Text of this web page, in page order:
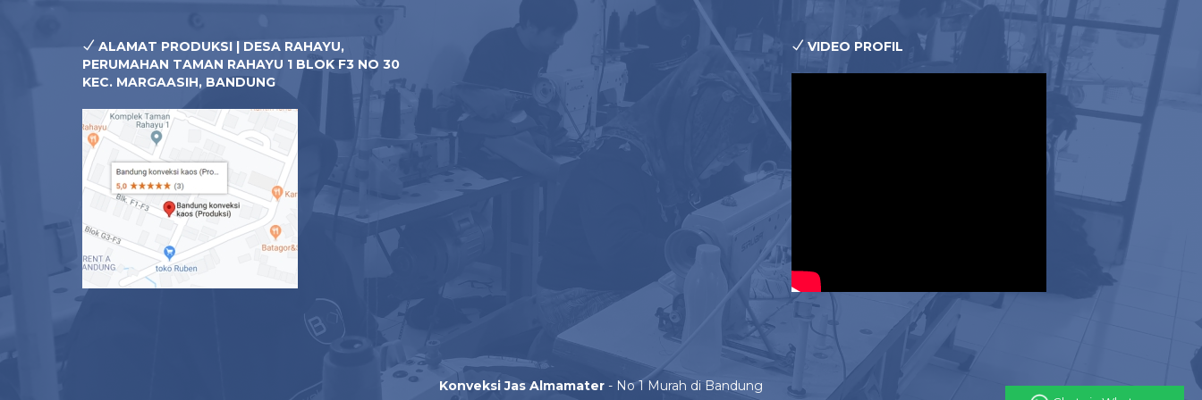
Buat tipe bahan ini sangat banyak digunakan oleh tempat buat jas di bandung buat penciptaan. Ini
disebabkan bahannya kokoh serta tebal daripada tipe drill yang lain. Sehingga tidak heran bila banyak
digunakan buat membuat jas almamater serta seragam lapangan. Tidak hanya itu bahan kain ini juga
adem dengan permukaan halus. Jadi hendak terasa aman kala dipakai dalam waktu lama, terlebih di luar
ruangan.
Merupakan tipe bahan yang pula dibuat dari kombinasi cotton serta polyester. Dengan isi katun yang
lebih banyak dibanding dengan bahan polyester. Sehingga kala dipakai hendak senantiasa dingin. Tipe
bahan kain buat buat jas bandung ini seratnya sama dengan bahan oxford. Pula bahannya lebih halus.
Spesifikasi dari bahan ini teksturnya tidak rata semacam bahan kain Drill. Dimana jalinan benang pintalan
kain terdiri dari semacam jalinan titik pixel pada resolusi foto. Biasanya bahan buat jas di bandung ini
lebih tipis dari bahan drill. Dengan isi katun yang banyak, hingga membuat aman kala dipakai. Tidak
hanya buat membuat jas almamater, bahan ini kerap digunakan buat kemeja di factory outlet.
High Twist
ALAMAT PRODUKSI | DESA RAHAYU,
PERUMAHAN TAMAN RAHAYU 1 BLOK F3 NO 30
KEC. MARGAASIH, BANDUNG
VIDEO PROFIL
Konveksi Jas Almamater - No 1 Murah di Bandung